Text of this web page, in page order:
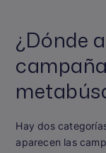
¿Dónde
Hay dos
aparecen las